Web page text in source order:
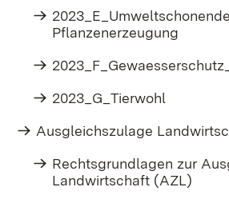
2023_E_Umweltschonende
Pflanzenerzeugung
2023_G_Tierwohl
Ausgleichszulage
Rechtsgrundlagen zur
Landwirtschaft (AZL)